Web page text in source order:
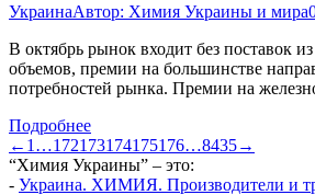
УкраинаАвтор: Химия Украины и мира
В октябрь рынок входит без поставок
объемов, премии на большинстве
потребностей рынка. Премии на
Подробнее
← 1 …172173174175176…8435→
“Химия Украины” – это:
- Украина. ХИМИЯ. Производители и